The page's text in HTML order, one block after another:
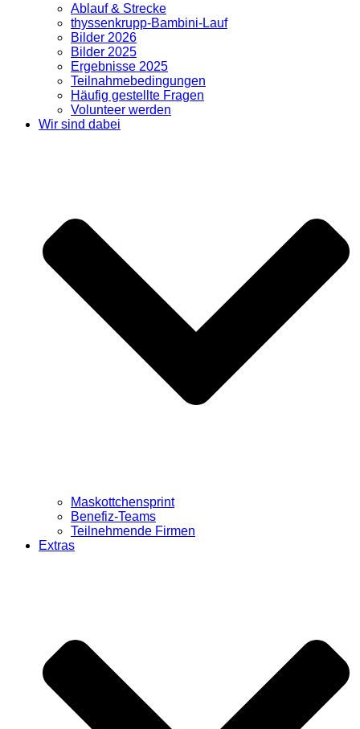
Ablauf & Strecke
thyssenkrupp-Bambini-Lauf
Bilder 2026
Bilder 2025
Ergebnisse 2025
Teilnahmebedingungen
Häufig gestellte Fragen
Volunteer werden
Wir sind dabei
Maskottchensprint
Benefiz-Teams
Teilnehmende Firmen
Extras